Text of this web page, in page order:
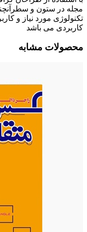
مجله در ستون و
تکنولوژی مورد نیاز و
کاربردی می باشد
محصولات مشابه